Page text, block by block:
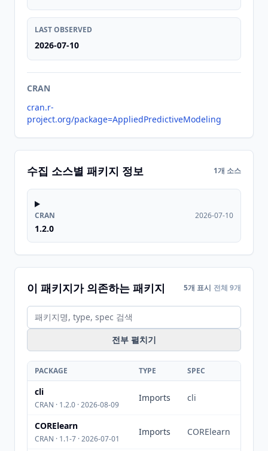
LAST OBSERVED
2026-07-10
CRAN
cran.r-
project.org/package=AppliedPredictiveModeling
수집 소스별 패키지 정보 1개 소스
CRAN
1.2.0
2026-07-10
이 패키지가 의존하는 패키지 5개 표시 전체 9개
전부 펼치기
PACKAGE TYPE SPEC
cli
CRAN · 1.2.0 · 2026-08-09
Imports cli
CORElearn
CRAN · 1.1-7 · 2026-07-01
Imports CORElearn